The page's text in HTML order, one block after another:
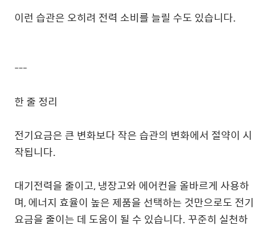
이런 습관은 오히려 전력 소비를 늘릴 수도 있습니다.
---
한 줄 정리
전기요금은 큰 변화보다 작은 습관의 변화에서 절약이 시
작됩니다.
대기전력을 줄이고, 냉장고와 에어컨을 올바르게 사용하
며, 에너지 효율이 높은 제품을 선택하는 것만으로도 전기
요금을 줄이는 데 도움이 될 수 있습니다. 꾸준히 실천하